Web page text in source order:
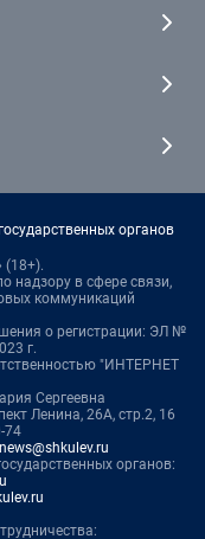
органов
(18+).
надзору в сфере связи,
коммуникаций
о регистрации: ЭЛ №
г.
"ИНТЕРНЕТ
Сергеевна
Ленина, 26А, стр.2, 16
74
органов: